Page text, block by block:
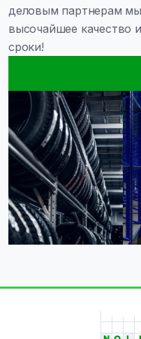
деловым партнерам
высочайшее качество
сроки!